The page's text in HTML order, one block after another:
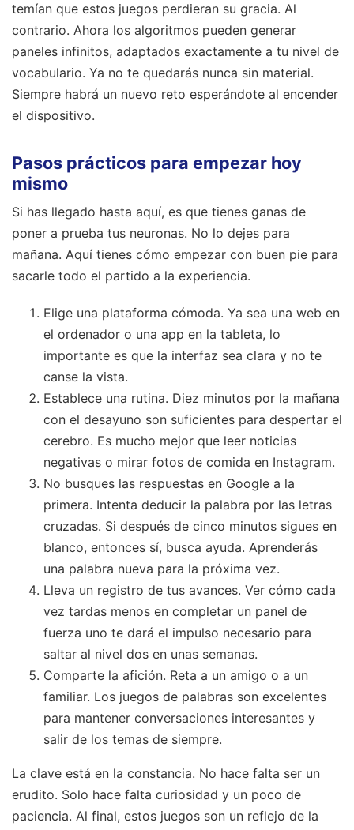
temían que estos juegos perdieran su gracia. Al
contrario. Ahora los algoritmos pueden generar
paneles infinitos, adaptados exactamente a tu nivel de
vocabulario. Ya no te quedarás nunca sin material.
Siempre habrá un nuevo reto esperándote al encender
el dispositivo.
Pasos prácticos para empezar hoy
mismo
Si has llegado hasta aquí, es que tienes ganas de
poner a prueba tus neuronas. No lo dejes para
mañana. Aquí tienes cómo empezar con buen pie para
sacarle todo el partido a la experiencia.
Elige una plataforma cómoda. Ya sea una web en
el ordenador o una app en la tableta, lo
importante es que la interfaz sea clara y no te
canse la vista.
Establece una rutina. Diez minutos por la mañana
con el desayuno son suficientes para despertar el
cerebro. Es mucho mejor que leer noticias
negativas o mirar fotos de comida en Instagram.
No busques las respuestas en Google a la
primera. Intenta deducir la palabra por las letras
cruzadas. Si después de cinco minutos sigues en
blanco, entonces sí, busca ayuda. Aprenderás
una palabra nueva para la próxima vez.
Lleva un registro de tus avances. Ver cómo cada
vez tardas menos en completar un panel de
fuerza uno te dará el impulso necesario para
saltar al nivel dos en unas semanas.
Comparte la afición. Reta a un amigo o a un
familiar. Los juegos de palabras son excelentes
para mantener conversaciones interesantes y
salir de los temas de siempre.
La clave está en la constancia. No hace falta ser un
erudito. Solo hace falta curiosidad y un poco de
paciencia. Al final, estos juegos son un reflejo de la